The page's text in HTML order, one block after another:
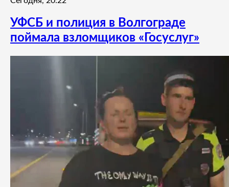
УФСБ и полиция в Волгограде
поймала взломщиков «Госуслуг»